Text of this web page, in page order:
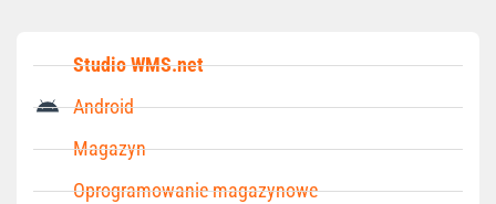
Studio WMS.net
Android
Magazyn
Oprogramowanie magazynowe